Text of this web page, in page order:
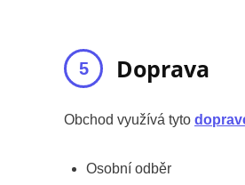
Doprava
Obchod využívá tyto
Osobní odběr